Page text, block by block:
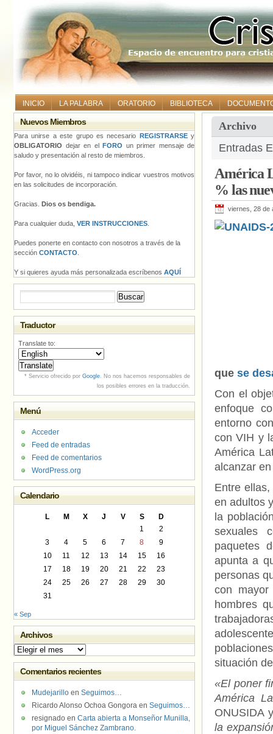
INICIO LA PALABRA ORATORIO BIBLIOTECA
Archivo
Entradas
América
% las
viernes, 28 de
que se
Con el
enfoque
entorno
con VIH y
América
alcanzar
Entre
en adultos
la
sexuales
paquetes
apunta a
personas
con
hombres
situación
«El poner
América
ONUSIDA
la
Nuevos Miembros
Para unirse a este grupo es necesario REGISTRARSEy
OBLIGATORIO dejar en el FORO un primer mensaje de
saludo y presentación al resto de miembros.
Por favor, no lo olvidéis, ni tampoco indicar vuestros motivos
en las solicitudes de incorporación.
Gracias. Dios os bendiga.
Para cualquier duda, VER INSTRUCCIONES
Puedes ponerte en contacto con nosotros a través de la
sección CONTACTO
Y si quieres ayuda más personalizada escríbenos AQUÍ
Traductor
Translate to:
* Servicio ofrecido por Google. No nos hacemos responsables de
los posibles errores en la traducción.
Menú
Acceder
Feed de entradas
Feed de comentarios
WordPress.org
Calendario
L M X J V S
D
1
2
3
4 5 6 7 8
9
10
11 12 13 14 15
16
17
18 19 20 21 22
23
24
25 26 27 28 29
30
31
« Sep
Archivos
Archivos
Comentarios recientes
Mudejarillo en Seguimos…
Ricardo Alonso Ochoa Gongora en Seguimos…
resignado en Carta abierta a Monseñor Munilla,
por Miguel Sánchez Zambrano.